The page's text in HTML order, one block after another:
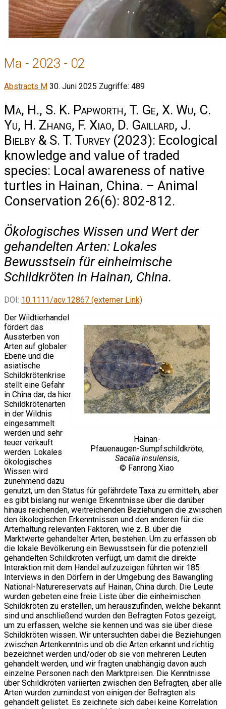
Ma - 2023 - 02
Abstracts M 30. Juni 2025 Zugriffe: 489
Ma, H., S. K. Papworth, T. Ge, X. Wu, C.
Yu, H. Zhang, F. Xiao, D. Gaillard, J.
Bielby & S. T. Turvey (2023): Ecological
knowledge and value of traded
species: Local awareness of native
turtles in Hainan, China. – Animal
Conservation 26(6): 802-812.
Ökologisches Wissen und Wert der
gehandelten Arten: Lokales
Bewusstsein für einheimische
Schildkröten in Hainan, China.
DOI: 10.1111/acv.12867 (externer Link)
Hainan-
Pfauenaugen-Sumpfschildkröte,
Sacalia insulensis,
© Fanrong Xiao
Der Wildtierhandel
fördert das
Aussterben von
Arten auf globaler
Ebene und die
asiatische
Schildkrötenkrise
stellt eine Gefahr
in China dar, da hier
Schildkrötenarten
in der Wildnis
eingesammelt
werden und sehr
teuer verkauft
werden. Lokales
ökologisches
Wissen wird
zunehmend dazu
genutzt, um den Status für gefährdete Taxa zu ermitteln, aber
es gibt bislang nur wenige Erkenntnisse über die darüber
hinaus reichenden, weitreichenden Beziehungen die zwischen
den ökologischen Erkenntnissen und den anderen für die
Arterhaltung relevanten Faktoren, wie z. B. über die
Marktwerte gehandelter Arten, bestehen. Um zu erfassen ob
die lokale Bevölkerung ein Bewusstsein für die potenziell
gehandelten Schildkröten verfügt, um damit die direkte
Interaktion mit dem Handel aufzuzeigen führten wir 185
Interviews in den Dörfern in der Umgebung des Bawangling
National-Naturereservats auf Hainan, China durch. Die Leute
wurden gebeten eine freie Liste über die einheimischen
Schildkröten zu erstellen, um herauszufinden, welche bekannt
sind und anschließend wurden den Befragten Fotos gezeigt,
um zu erfassen, welche sie kennen und was sie über diese
Schildkröten wissen. Wir untersuchten dabei die Beziehungen
zwischen Artenkenntnis und ob die Arten erkannt und richtig
bezeichnet werden und/oder ob sie von mehreren Leuten
gehandelt werden, und wir fragten unabhängig davon auch
einzelne Personen nach den Marktpreisen. Die Kenntnisse
über Schildkröten variierten zwischen den Befragten, aber alle
Arten wurden zumindest von einigen der Befragten als
gehandelt gelistet. Es zeichnete sich dabei keine Korrelation